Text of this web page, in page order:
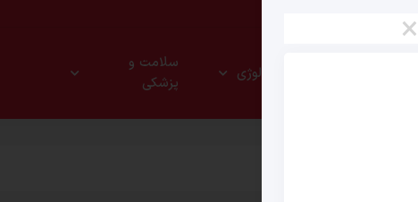
تکنولوژی
سلامت و
پزشکی
×